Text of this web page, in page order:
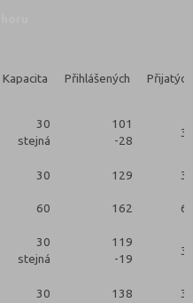
Kapacita Přihlášených Přijatých
30
stejná
101
-28
30 129
60 162
30
stejná
119
-19
30 138